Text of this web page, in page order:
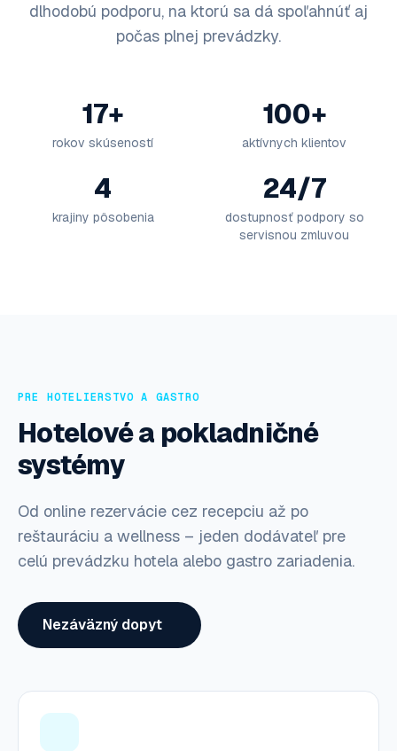
dlhodobú podporu, na ktorú sa dá spoľahnúť aj
počas plnej prevádzky.
17+
rokov skúseností
100+
aktívnych klientov
4
krajiny pôsobenia
24/7
dostupnosť podpory so
servisnou zmluvou
PRE HOTELIERSTVO A GASTRO
Hotelové a pokladničné
systémy
Od online rezervácie cez recepciu až po
reštauráciu a wellness – jeden dodávateľ pre
celú prevádzku hotela alebo gastro zariadenia.
Nezáväzný dopyt